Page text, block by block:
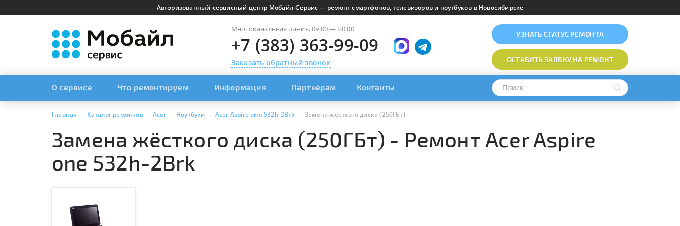
Авторизованный сервисный центр Мобайл-Сервис — ремонт смартфонов, телевизоров и ноутбуков в Новосибирске
Многоканальная линия, 09:00 — 20:00
+7 (383) 363-99-09
Заказать обратный звонок
УЗНАТЬ СТАТУС РЕМОНТА
ОСТАВИТЬ ЗАЯВКУНА РЕМОНТ
О сервисе Что ремонтируем Информация Партнёрам Контакты
Главная Каталог ремонтов Acer Ноутбуки Acer Aspire one 532h-2Brk Замена жёсткого диска (250ГБт)
Замена жёсткого диска (250ГБт) - Ремонт Acer Aspire
one 532h-2Brk